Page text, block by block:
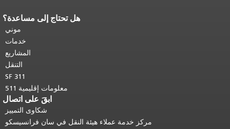
هل تحتاج إلى مساعدة؟
موني
خدمات
المشاريع
التنقل
SF 311
معلومات إقليمية 511
ابقَ على اتصال
شكاوى التمييز
مركز خدمة عملاء هيئة النقل في سان فرانسيسكو